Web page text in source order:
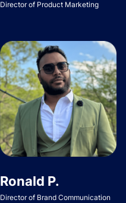
Director of Product Marketing
Ronald P.
Director of Brand Communication